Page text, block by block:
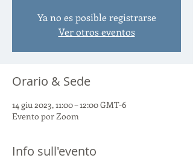
Ya no es posible registrarse
Ver otros eventos
Orario & Sede
14 giu 2023, 11:00 – 12:00 GMT-6
Evento por Zoom
Info sull'evento